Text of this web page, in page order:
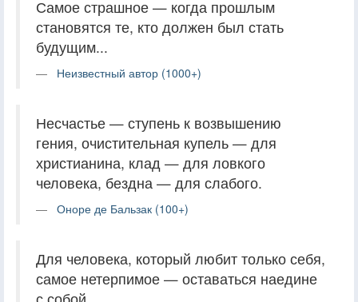
Самое страшное — когда прошлым
становятся те, кто должен был стать
будущим...
Неизвестный автор (1000+)
Несчастье — ступень к возвышению
гения, очистительная купель — для
христианина, клад — для ловкого
человека, бездна — для слабого.
Оноре де Бальзак (100+)
Для человека, который любит только себя,
самое нетерпимое — оставаться наедине